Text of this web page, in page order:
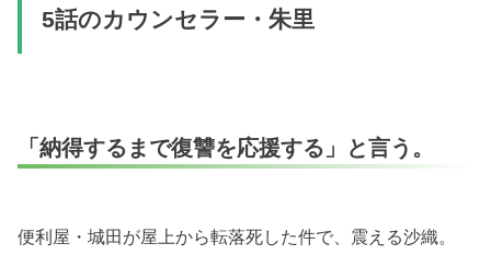
5話のカウンセラー・朱里
「納得するまで復讐を応援する」と言う。
便利屋・城田が屋上から転落死した件で、震える沙織。